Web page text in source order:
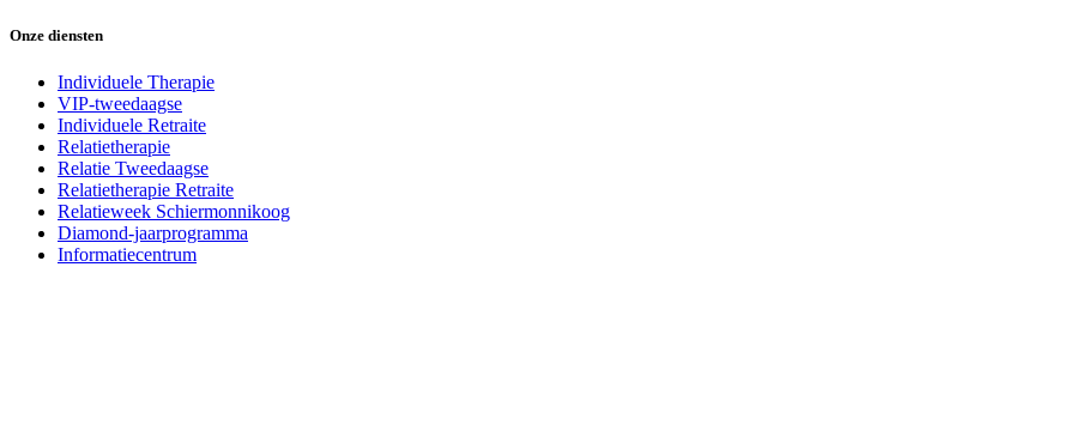
Onze diensten
Individuele Therapie
VIP-tweedaagse
Individuele Retraite
Relatietherapie
Relatie Tweedaagse
Relatietherapie Retraite
Relatieweek Schiermonnikoog
Diamond-jaarprogramma
Informatiecentrum